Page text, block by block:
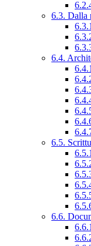
6.3. Dalla
6.4.
6.5.
6.6.